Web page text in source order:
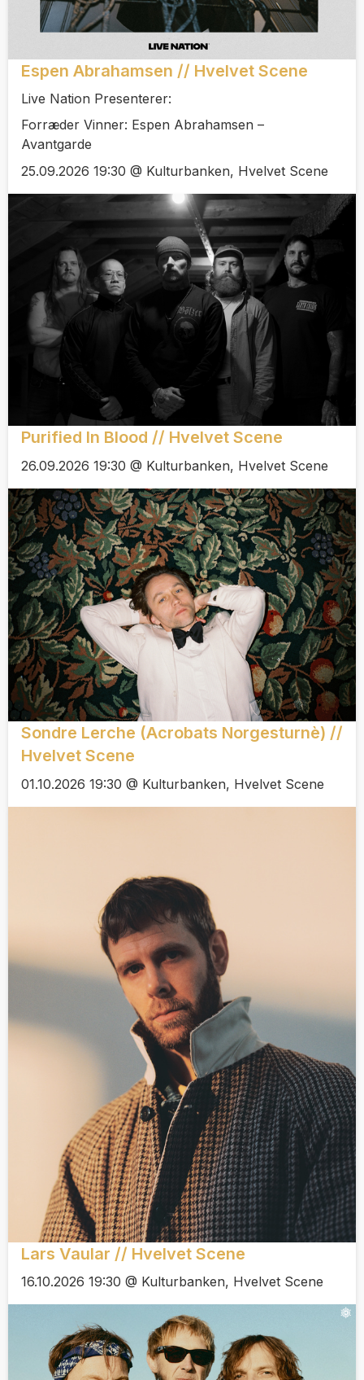
Espen Abrahamsen // Hvelvet Scene
Live Nation Presenterer:
Forræder Vinner: Espen Abrahamsen –
Avantgarde
25.09.2026 19:30 @ Kulturbanken, Hvelvet Scene
Purified In Blood // Hvelvet Scene
26.09.2026 19:30 @ Kulturbanken, Hvelvet Scene
Sondre Lerche (Acrobats Norgesturnè) //
Hvelvet Scene
01.10.2026 19:30 @ Kulturbanken, Hvelvet Scene
Lars Vaular // Hvelvet Scene
16.10.2026 19:30 @ Kulturbanken, Hvelvet Scene